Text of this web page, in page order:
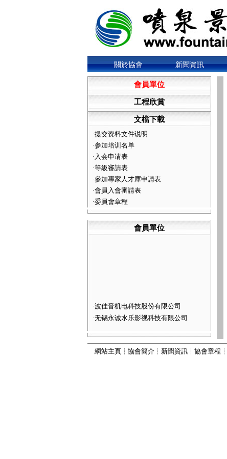
關於協會 新聞資訊
會員單位
工程欣賞
文檔下載
·提交资料文件说明
·参加培训名单
· 入会申请表
·等級審請表
·參加專家人才庫申請表
·會員入會審請表
·委員會章程
會員單位
·波佳音机电科技股份有限公司
·无锡永诚水乐影视科技有限公司
河北康本园林景观工程有限公司
網站主頁┆ 協會簡介┆ 新聞資訊┆ 協會章程 ┆